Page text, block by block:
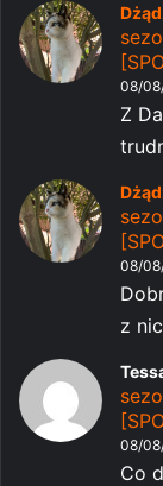
08/
Z
08/
z
08/
Co